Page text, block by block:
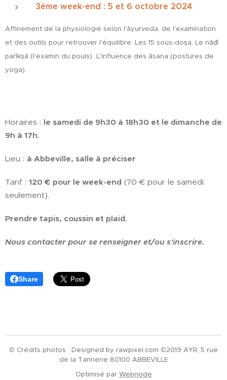
3ème week-end : 5 et 6 octobre 2024
Affinement de la physiologie selon l'āyurveda, de l'examination
et des outils pour retrouver l'équilibre. Les 15 sous-doṣa. Le nāḍī
parīkṣā (l'examin du pouls). L'influence des āsana (postures de
yoga).
Horaires : le samedi de 9h30 à 18h30 et le dimanche de
9h à 17h.
Lieu : à Abbeville, salle à préciser
Tarif : 120 € pour le week-end (70 € pour le samedi
seulement).
Prendre tapis, coussin et plaid.
Nous contacter pour se renseigner et/ou s'inscrire.
Share
© Crédits photos : Designed by rawpixel.com ©2019 AYR, 5 rue
de la Tannerie 80100 ABBEVILLE
Optimisé par Webnode